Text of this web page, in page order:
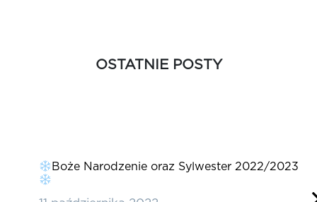
OSTATNIE POSTY
Boże Narodzenie oraz Sylwester 2022/2023